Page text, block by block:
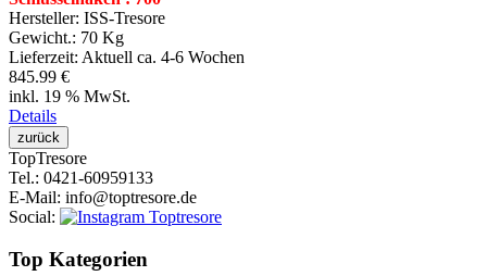
Hersteller: ISS-Tresore
Gewicht.: 70 Kg
Lieferzeit: Aktuell ca. 4-6 Wochen
845.99 €
inkl. 19 % MwSt.
Details
TopTresore
Tel.: 0421-60959133
E-Mail: info@toptresore.de
Social:
Top Kategorien